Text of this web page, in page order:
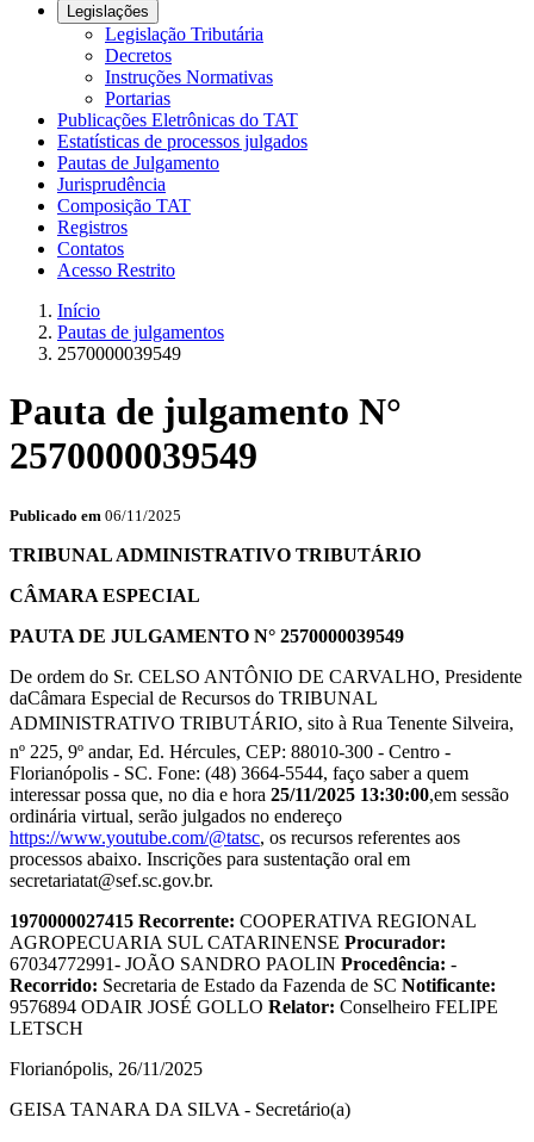
Legislações
Legislação Tributária
Decretos
Instruções Normativas
Portarias
Publicações Eletrônicas do TAT
Estatísticas de processos julgados
Pautas de Julgamento
Jurisprudência
Composição TAT
Registros
Contatos
Acesso Restrito
Início
Pautas de julgamentos
2570000039549
Pauta de julgamento N°
2570000039549
Publicado em 06/11/2025
TRIBUNAL ADMINISTRATIVO TRIBUTÁRIO
CÂMARA ESPECIAL
PAUTA DE JULGAMENTO N° 2570000039549
De ordem do Sr. CELSO ANTÔNIO DE CARVALHO, Presidente
daCâmara Especial de Recursos do TRIBUNAL
ADMINISTRATIVO TRIBUTÁRIO, sito à Rua Tenente Silveira,
nº 225, 9º andar, Ed. Hércules, CEP: 88010-300 - Centro -
Florianópolis - SC. Fone: (48) 3664-5544, faço saber a quem
interessar possa que, no dia e hora 25/11/2025 13:30:00,em sessão
ordinária virtual, serão julgados no endereço
https://www.youtube.com/@tatsc, os recursos referentes aos
processos abaixo. Inscrições para sustentação oral em
secretariatat@sef.sc.gov.br.
1970000027415 Recorrente: COOPERATIVA REGIONAL
AGROPECUARIA SUL CATARINENSE Procurador:
67034772991- JOÃO SANDRO PAOLIN Procedência: -
Recorrido: Secretaria de Estado da Fazenda de SC Notificante:
9576894 ODAIR JOSÉ GOLLO Relator: Conselheiro FELIPE
LETSCH
Florianópolis, 26/11/2025
GEISA TANARA DA SILVA - Secretário(a)